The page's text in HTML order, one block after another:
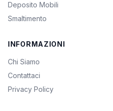
Deposito Mobili
Smaltimento
INFORMAZIONI
Chi Siamo
Contattaci
Privacy Policy